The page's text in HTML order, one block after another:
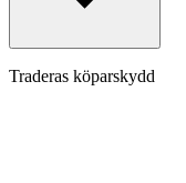
Traderas köparskydd